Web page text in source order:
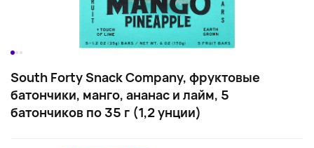
South Forty Snack Company, фруктовые
батончики, манго, ананас и лайм, 5
батончиков по 35 г (1,2 унции)